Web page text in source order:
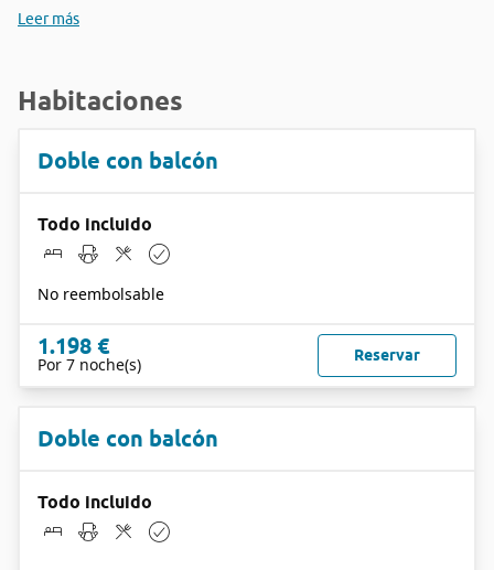
Leer más
Habitaciones
Doble con balcón
Todo incluido
No reembolsable
1.198 €
Por 7 noche(s) Reservar
Doble con balcón
Todo incluido